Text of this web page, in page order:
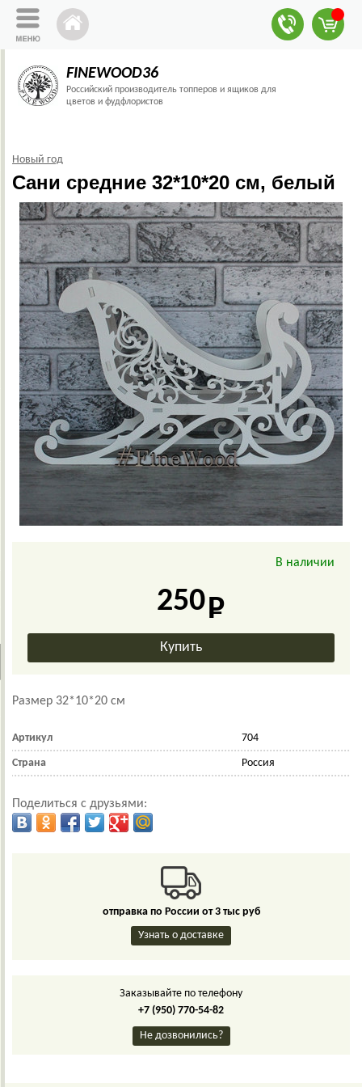
FINEWOOD36
Российский производитель топперов и ящиков для
цветов и фудфлористов
Новый год
Сани средние 32*10*20 см, белый
В наличии
250
Размер 32*10*20 см
Артикул 704
Страна Россия
Поделиться с друзьями:
отправка по России от 3 тыс руб
Узнать о доставке
Заказывайте по телефону
+7 (950) 770-54-82
Не дозвонились?